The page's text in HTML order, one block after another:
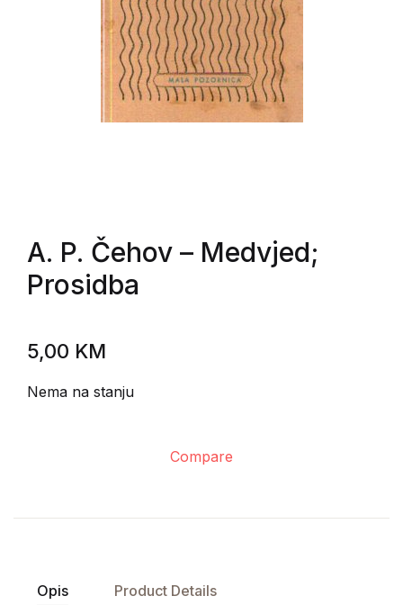
A. P. Čehov – Medvjed;
Prosidba
5,00 KM
Nema na stanju
Compare
Opis Product Details